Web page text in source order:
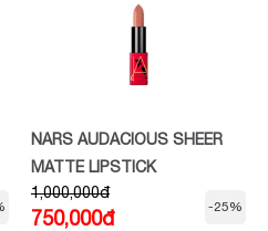
NARS AUDACIOUS SHEER
MATTE LIPSTICK
1,000,000đ
750,000đ
-25%